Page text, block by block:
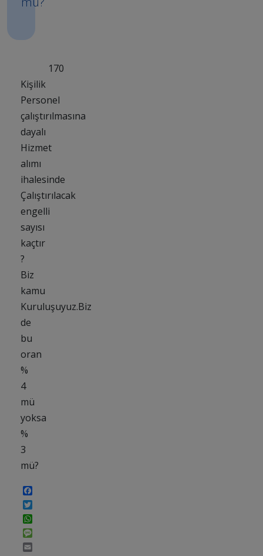
170
Kişilik
Personel
çalıştırılmasına
dayalı
Hizmet
alımı
ihalesinde
Çalıştırılacak
engelli
sayısı
kaçtır
?
Biz
kamu
Kuruluşuyuz.Biz
de
bu
oran
%
4
mü
yoksa
%
3
mü?